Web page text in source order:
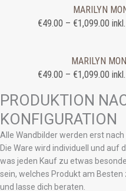
MARILYN
€49.00 – €1,099.00
MARILYN
€49.00 – €1,099.00
PRODUKTION
KONFIGURATION
Alle Wandbilder werden erst
Die Ware wird individuell und auf
was jeden Kauf zu etwas
sein, welches Produkt am
und lasse dich beraten.